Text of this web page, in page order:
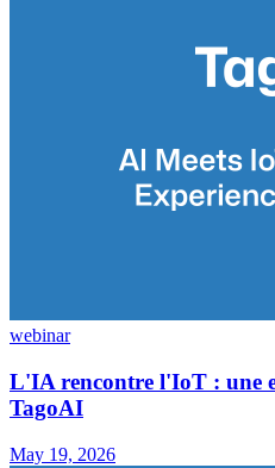
webinar
L'IA rencontre l'IoT : une
TagoAI
May 19, 2026